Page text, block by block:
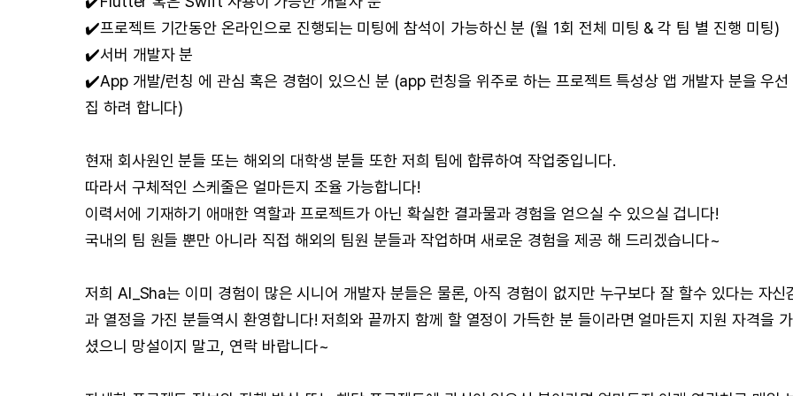
✔️프로젝트 기간동안 온라인으로 진행되는 미팅에 참석이 가능하신 분 (월 1회 전체 미팅 & 각 팀 별 진행 미팅)
✔️서버 개발자 분
✔️App 개발/런칭 에 관심 혹은 경험이 있으신 분 (app 런칭을 위주로 하는 프로젝트 특성상 앱 개발자 분을 우선
집 하려 합니다)
현재 회사원인 분들 또는 해외의 대학생 분들 또한 저희 팀에 합류하여 작업중입니다.
따라서 구체적인 스케줄은 얼마든지 조율 가능합니다!
이력서에 기재하기 애매한 역할과 프로젝트가 아닌 확실한 결과물과 경험을 얻으실 수 있으실 겁니다!
국내의 팀 원들 뿐만 아니라 직접 해외의 팀원 분들과 작업하며 새로운 경험을 제공 해 드리겠습니다~
저희 AI_Sha는 이미 경험이 많은 시니어 개발자 분들은 물론, 아직 경험이 없지만 누구보다 잘 할수 있다는 자신
과 열정을 가진 분들역시 환영합니다! 저희와 끝까지 함께 할 열정이 가득한 분 들이라면 얼마든지 지원 자격을 가
셨으니 망설이지 말고, 연락 바랍니다~